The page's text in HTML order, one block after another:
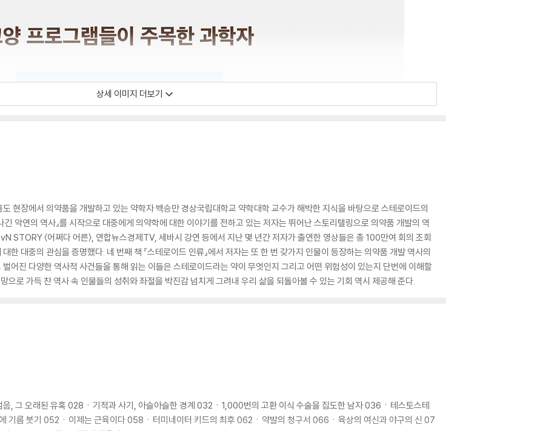
상세 이미지 더보기
도 현장에서 의약품을 개발하고 있는 약학자 백승만 경상국립대학교 약학대학 교수가 해박한 지식을 바탕으로 스테로이드의
긴 악연의 역사』를 시작으로 대중에게 의약학에 대한 이야기를 전하고 있는 저자는 뛰어난 스토리텔링으로 의약품 개발의 역
STORY 〈어쩌다 어른〉, 연합뉴스경제TV, 세바시 강연 등에서 지난 몇 년간 저자가 출연한 영상들은 총 100만여 회의 조회
한 대중의 관심을 증명했다. 네 번째 책 『스테로이드 인류』에서 저자는 또 한 번 갖가지 인물이 등장하는 의약품 개발 역사의
어진 다양한 역사적 사건들을 통해 읽는 이들은 스테로이드라는 약이 무엇인지 그리고 어떤 위험성이 있는지 단번에 이해할
으로 가득 찬 역사 속 인물들의 성취와 좌절을 박진감 넘치게 그려내 우리 삶을 되돌아볼 수 있는 기회 역시 제공해 준다.
, 그 오래된 유혹 028ㆍ기적과 사기, 아슬아슬한 경계 032ㆍ1,000번의 고환 이식 수술을 집도한 남자 036ㆍ테스토스테
기름 붓기 052ㆍ이제는 근육이다 058ㆍ터미네이터 키드의 최후 062ㆍ약발의 청구서 066ㆍ육상의 여신과 야구의 신 07